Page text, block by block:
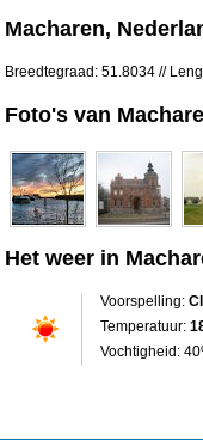
Macharen,
Breedtegraad: 51.8034 //
Foto's van
Het weer in
Voorspelling:
Temperatuur:
Vochtigheid: